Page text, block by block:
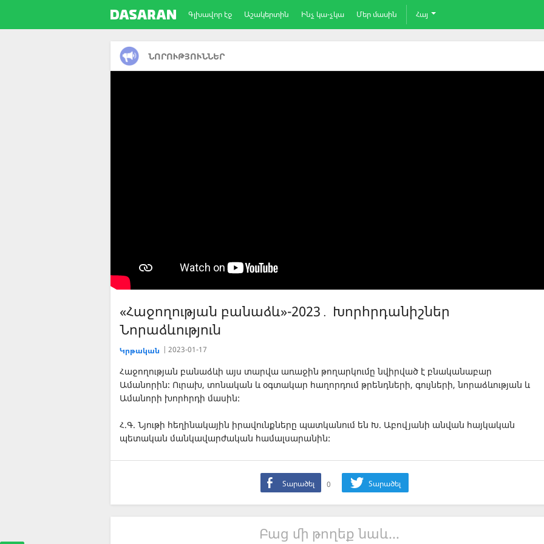
Գլխավոր էջ Աշակերտին Ինչ կա-չկա Մեր մասին Հայ
ՆՈՐՈՒԹՅՈՒՆՆԵՐ
«Հաջողության բանաձև»-2023․ Խորհրդանիշներ
Նորաձևություն
Կրթական 2023-01-17
Հաջողության բանաձևի այս տարվա առաջին թողարկումը նվիրված է բնականաբար
Ամանորին։ Ուրախ, տոնական և օգտակար հաղորդում թրենդների, գույների, նորաձևության և
Ամանորի խորհրդի մասին:
Հ.Գ. Նյութի հեղինակային իրավունքները պատկանում են Խ. Աբովյանի անվան հայկական
պետական մանկավարժական համալսարանին:
Տարածել 0 Տարածել
Բաց մի թողեք նաև...